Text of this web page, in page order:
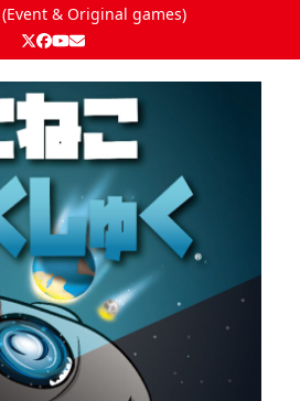
& Original games)
Twitter
Facebook
YouTube
Email